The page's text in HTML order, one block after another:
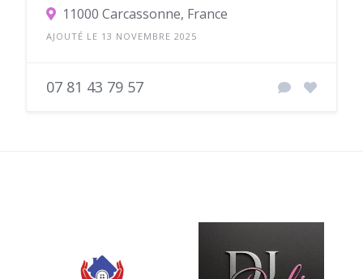
11000 Carcassonne, France
AJOUTÉ LE 13 NOVEMBRE 2025
07 81 43 79 57